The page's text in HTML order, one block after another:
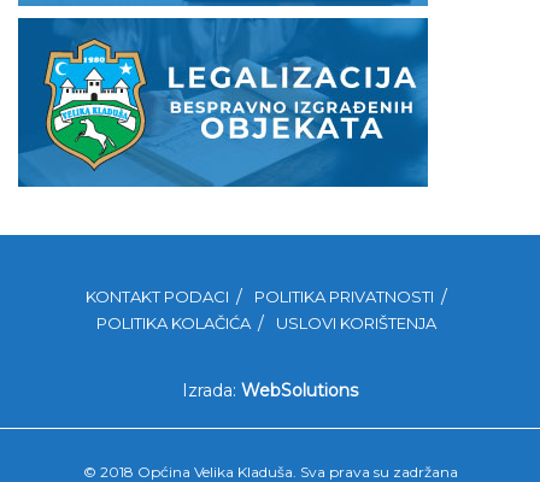
KONTAKT PODACI
POLITIKA PRIVATNOSTI
POLITIKA KOLAČIĆA
USLOVI KORIŠTENJA
Izrada: WebSolutions
© 2018 Općina Velika Kladuša. Sva prava su zadržana